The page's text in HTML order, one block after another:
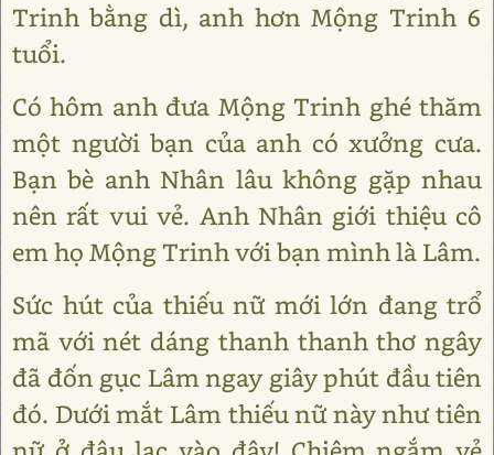
Trinh bằng dì, anh hơn Mộng Trinh 6
tuổi.
Có hôm anh đưa Mộng Trinh ghé thăm
một người bạn của anh có xưởng cưa.
Bạn bè anh Nhân lâu không gặp nhau
nên rất vui vẻ. Anh Nhân giới thiệu cô
em họ Mộng Trinh với bạn mình là Lâm.
Sức hút của thiếu nữ mới lớn đang trổ
mã với nét dáng thanh thanh thơ ngây
đã đốn gục Lâm ngay giây phút đầu tiên
đó. Dưới mắt Lâm thiếu nữ này như tiên